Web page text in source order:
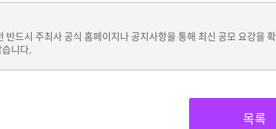
드시 주최사 공식 홈페이지나 공지사항을 통해 최신 공모 요강을
니다.
목록